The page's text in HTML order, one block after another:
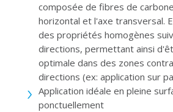
composée de fibres de
horizontal et l'axe transversal.
des propriétés homogènes
directions, permettant ainsi
optimale dans des zones
directions (ex: application sur
Application idéale en pleine
ponctuellement